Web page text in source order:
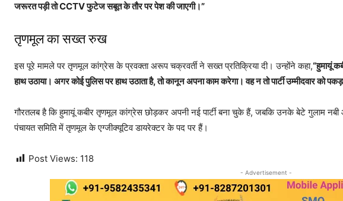
जरूरत पड़ी तो CCTV फुटेज सबूत के तौर पर पेश की जाएगी।”
तृणमूल का सख्त रुख
इस पूरे मामले पर तृणमूल कांग्रेस के प्रवक्ता अरूप चक्रवर्ती ने सख्त प्रतिक्रिया दी। उन्होंने कहा,“हुमायूं
हाथ उठाया। अगर कोई पुलिस पर हाथ उठाता है, तो कानून अपना काम करेगा। वह न तो पार्टी उम्मीदवार को
गौरतलब है कि हुमायूं कबीर तृणमूल कांग्रेस छोड़कर अपनी नई पार्टी बना चुके हैं, जबकि उनके बेटे गुलाम
पंचायत समिति में तृणमूल के एग्जीक्यूटिव डायरेक्टर के पद पर हैं।
Post Views: 118
- Advertisement -